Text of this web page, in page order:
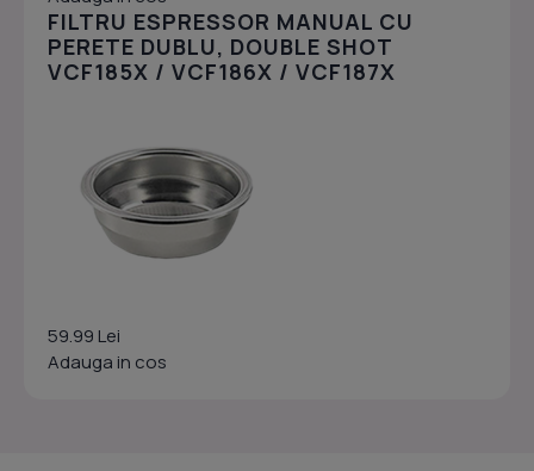
FILTRU ESPRESSOR MANUAL CU
PERETE DUBLU, DOUBLE SHOT
VCF185X / VCF186X / VCF187X
59.99 Lei
Adauga in cos